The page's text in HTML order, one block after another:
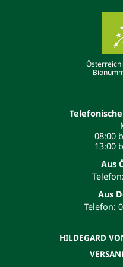
08:00
13:00
Aus
Aus
Telefon:
HILDEGARD